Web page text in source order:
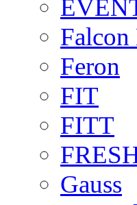
Falcon
Feron
FIT
FITT
Gauss